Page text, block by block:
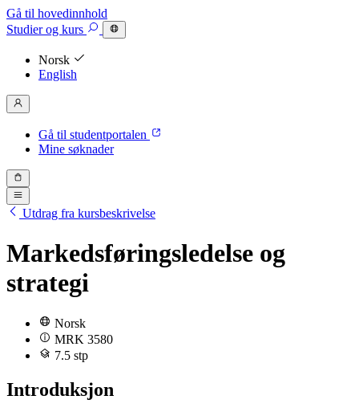
Gå til hovedinnhold
Studierog kurs
Norsk
English
Gå til studentportalen
Mine søknader
Utdrag fra kursbeskrivelse
Markedsføringsledelse og
strategi
Norsk
MRK 3580
7.5 stp
Introduksjon